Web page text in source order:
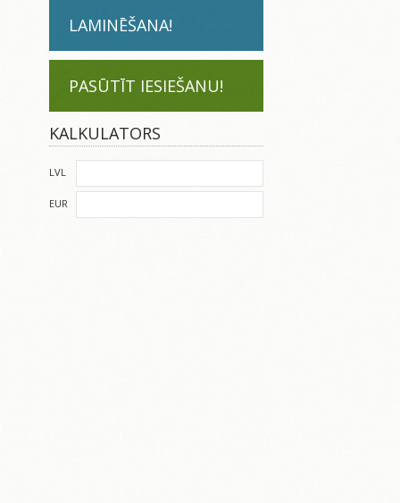
LAMINĒŠANA!
PASŪTĪT IESIEŠANU!
KALKULATORS
LVL
EUR